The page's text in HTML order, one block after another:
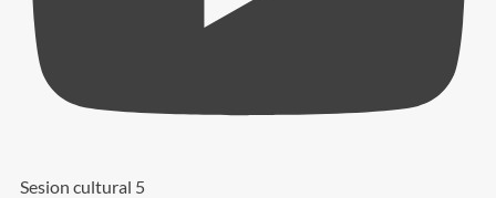
Sesion cultural 5